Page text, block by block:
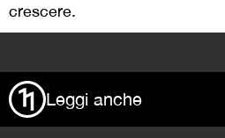
crescere.
Leggi anche